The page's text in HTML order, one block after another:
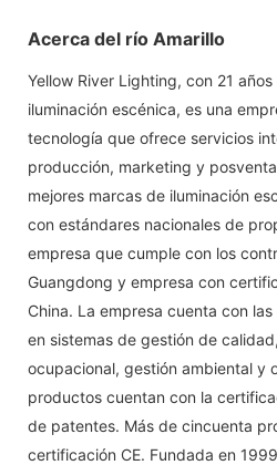
Acerca del río Amarillo
Yellow River Lighting, con 21
iluminación escénica, es una
tecnología que ofrece servicios
producción, marketing y
mejores marcas de iluminación
con estándares nacionales de
empresa que cumple con los
Guangdong y empresa con
China. La empresa cuenta con
en sistemas de gestión de
ocupacional, gestión ambiental y
productos cuentan con la
de patentes. Más de cincuenta
certificación CE. Fundada en